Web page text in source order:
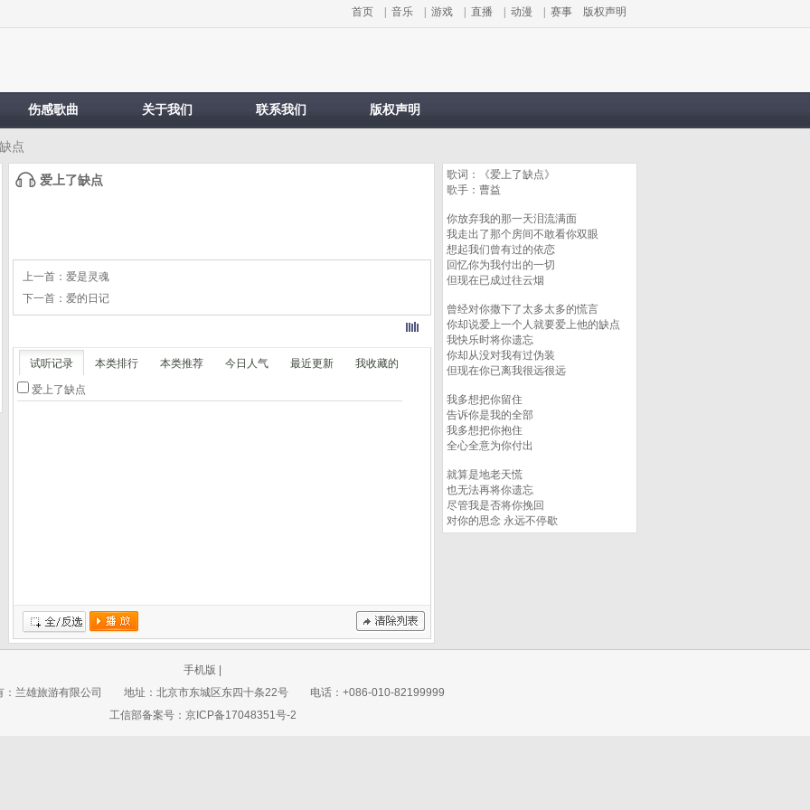
首页 音乐 游戏 直播 动漫 赛事 版权声明
伤感歌曲 关于我们 联系我们 版权声明
点
爱上了缺点
上一首： 爱是灵魂
下一首： 爱的日记
试听记录 本类排行 本类推荐 今日人气 最近更新 我收藏的
爱上了缺点
全/反选 播放 清除记录
歌词：《爱上了缺点》
歌手：曹益
你放弃我的那一天泪流满面
我走出了那个房间不敢看你双眼
想起我们曾有过的依恋
回忆你为我付出的一切
但现在已成过往云烟
曾经对你撒下了太多太多的慌言
你却说爱上一个人就要爱上他的缺点
我快乐时将你遗忘
你却从没对我有过伪装
但现在你已离我很远很远
我多想把你留住
告诉你是我的全部
我多想把你抱住
全心全意为你付出
就算是地老天慌
也无法再将你遗忘
尽管我是否将你挽回
对你的思念 永远不停歇
手机版
：兰雄旅游有限公司 地址：北京市东城区东四十条22号 电话：+086-010-82199999
工信部备案号：京ICP备17048351号-2